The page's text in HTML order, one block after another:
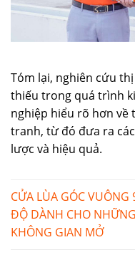
Tóm lại, nghiên cứu
thiếu trong quá trình
nghiệp hiểu rõ hơn về
tranh, từ đó đưa ra
lược và hiệu quả.
CỬA LÙA GÓC VUÔNG
ĐỘ DÀNH CHO NHỮNG
KHÔNG GIAN MỞ